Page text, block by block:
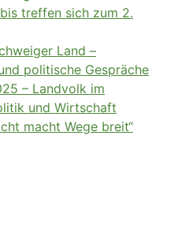
macht Wege breit“